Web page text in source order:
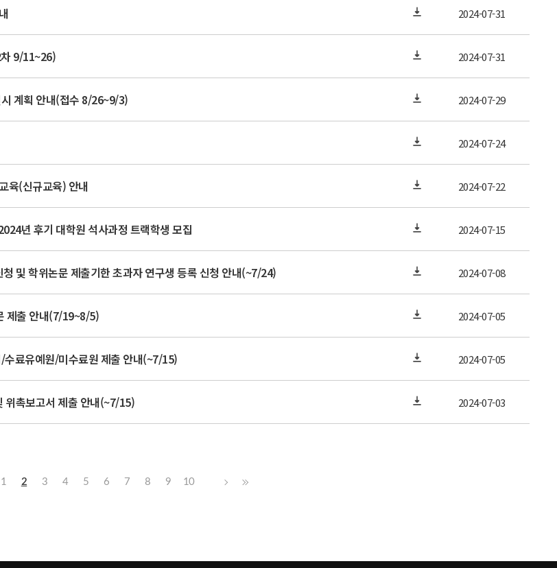
2024-07-31
9/11~26) 2024-07-31
계획 안내(접수 8/26~9/3) 2024-07-29
2024-07-24
육(신규교육) 안내 2024-07-22
년 후기 대학원 석사과정 트랙학생 모집 2024-07-15
및 학위논문 제출기한 초과자 연구생 등록 신청 안내(~7/24) 2024-07-08
제출 안내(7/19~8/5) 2024-07-05
료유예원/미수료원 제출 안내(~7/15) 2024-07-05
위촉보고서 제출 안내(~7/15) 2024-07-03
1 2 3 4 5 6 7 8 9 10